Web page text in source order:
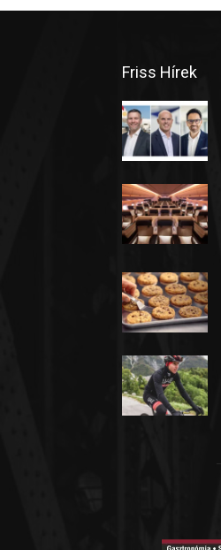
Friss Hírek